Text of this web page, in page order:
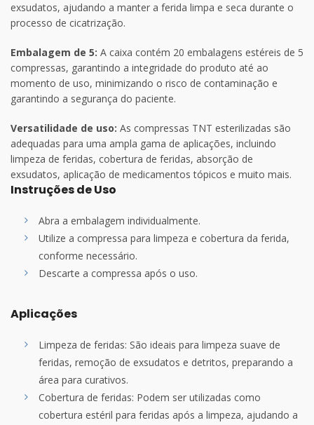
exsudatos, ajudando a manter a ferida limpa e seca durante o
processo de cicatrização.
Embalagem de 5: A caixa contém 20 embalagens estéreis de 5
compressas, garantindo a integridade do produto até ao
momento de uso, minimizando o risco de contaminação e
garantindo a segurança do paciente.
Versatilidade de uso: As compressas TNT esterilizadas são
adequadas para uma ampla gama de aplicações, incluindo
limpeza de feridas, cobertura de feridas, absorção de
exsudatos, aplicação de medicamentos tópicos e muito mais.
Instruções de Uso
Abra a embalagem individualmente.
Utilize a compressa para limpeza e cobertura da ferida,
conforme necessário.
Descarte a compressa após o uso.
Aplicações
Limpeza de feridas: São ideais para limpeza suave de
feridas, remoção de exsudatos e detritos, preparando a
área para curativos.
Cobertura de feridas: Podem ser utilizadas como
cobertura estéril para feridas após a limpeza, ajudando a